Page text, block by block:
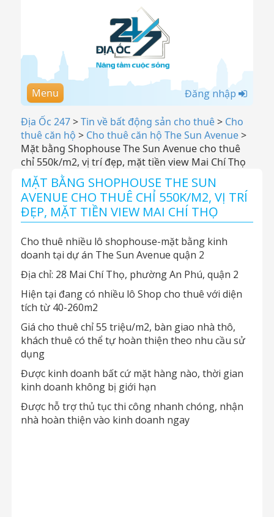
Menu Đăng nhập
Địa Ốc 247>Tin về bất động sản cho thuê> Cho
thuê căn hộ > Cho thuê căn hộ The Sun Avenue>
Mặt bằng Shophouse The Sun Avenue cho thuê
chỉ 550k/m2, vị trí đẹp, mặt tiền view Mai Chí Thọ
MẶT BẰNG SHOPHOUSE THE SUN
AVENUE CHO THUÊ CHỈ 550K/M2, VỊ TRÍ
ĐẸP, MẶT TIỀN VIEW MAI CHÍ THỌ
Cho thuê nhiều lô shophouse-mặt bằng kinh
doanh tại dự án The Sun Avenue quận 2
Địa chỉ: 28 Mai Chí Thọ, phường An Phú, quận 2
Hiện tại đang có nhiều lô Shop cho thuê với diện
tích từ 40-260m2
Giá cho thuê chỉ 55 triệu/m2, bàn giao nhà thô,
khách thuê có thể tự hoàn thiện theo nhu cầu sử
dụng
Được kinh doanh bất cứ mặt hàng nào, thời gian
kinh doanh không bị giới hạn
Được hỗ trợ thủ tục thi công nhanh chóng, nhận
nhà hoàn thiện vào kinh doanh ngay